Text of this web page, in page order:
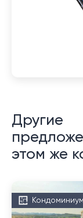
Другие
этом же
Кондоминиум